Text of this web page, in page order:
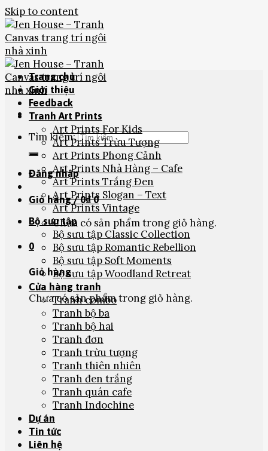
Skip to content
Tìm kiếm:
Đăng nhập
Giỏ hàng /0₫ 0
Chưa có sản phẩm trong giỏ hàng.
0
Giỏ hàng
Chưa có sản phẩm trong giỏ hàng.
Trang chủ
Giới thiệu
Feedback
Tranh Art Prints
Art Prints For Kids
Art Prints Trừu Tượng
Art Prints Phong Cảnh
Art Prints Nhà Hàng – Cafe
Art Prints Trắng Đen
Art Prints Slogan – Text
Art Prints Vintage
Bộ sưu tập
Bộ sưu tập Classic Collection
Bộ sưu tập Romantic Rebellion
Bộ sưu tập Soft Moments
Bộ sưu tập Woodland Retreat
Cửa hàng tranh
Tranh combo
Tranh bộ ba
Tranh bộ hai
Tranh đơn
Tranh trừu tượng
Tranh thiên nhiên
Tranh đen trắng
Tranh quán cafe
Tranh Indochine
Dự án
Tin tức
Liên hệ